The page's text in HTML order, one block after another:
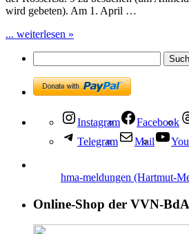
wird gebeten). Am 1. April …
... weiterlesen »
Instagram Facebook
Telegram
Mail
hma-meldungen (Hartmut-
Online-Shop der VVN-BdA